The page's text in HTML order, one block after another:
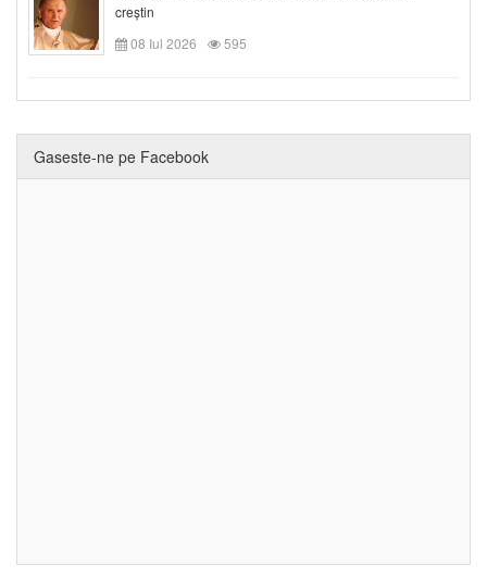
creștin
08 Iul 2026
595
Gaseste-ne pe Facebook